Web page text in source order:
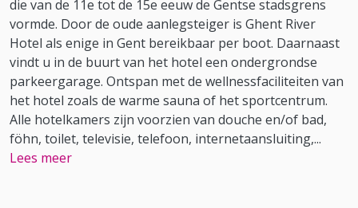
die van de 11e tot de 15e eeuw de Gentse stadsgrens
vormde. Door de oude aanlegsteiger is Ghent River
Hotel als enige in Gent bereikbaar per boot. Daarnaast
vindt u in de buurt van het hotel een ondergrondse
parkeergarage. Ontspan met de wellnessfaciliteiten van
het hotel zoals de warme sauna of het sportcentrum.
Alle hotelkamers zijn voorzien van douche en/of bad,
föhn, toilet, televisie, telefoon, internetaansluiting,...
Lees meer